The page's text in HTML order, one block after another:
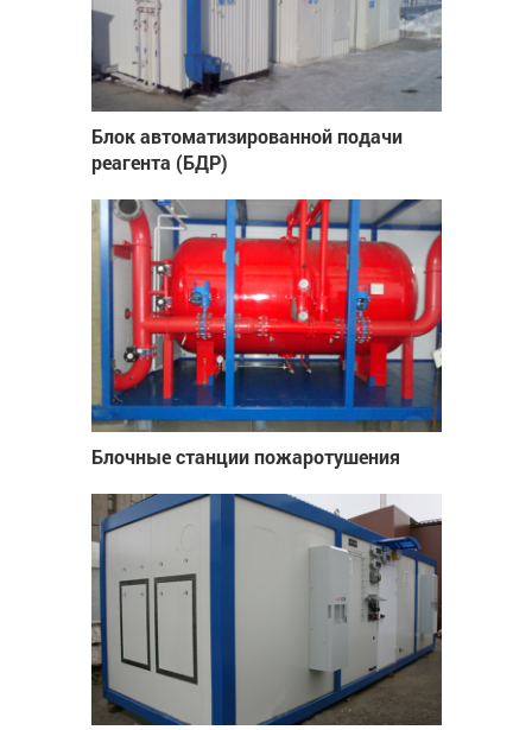
Блок автоматизированной подачи
реагента (БДР)
Блочные станции пожаротушения